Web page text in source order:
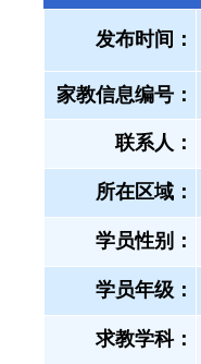
发布时间：
家教信息编号：
联系人：
所在区域：
学员性别：
学员年级：
求教学科：